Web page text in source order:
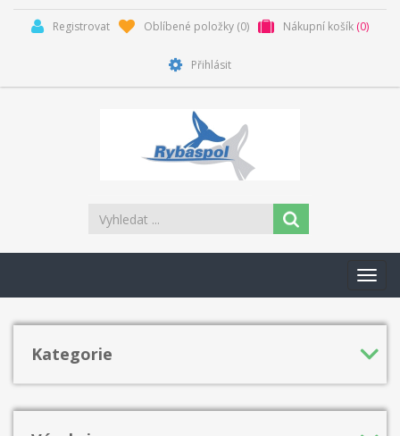
Registrovat Oblíbené položky (0) Nákupní košík (0)
Přihlásit
Kategorie